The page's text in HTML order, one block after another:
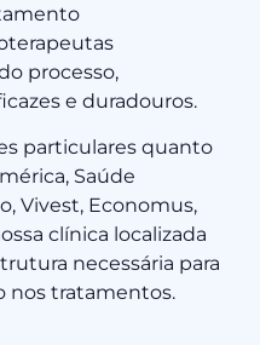
processo,
e duradouros.
particulares quanto
Saúde
Vivest, Economus,
clínica localizada
necessária para
nos tratamentos.